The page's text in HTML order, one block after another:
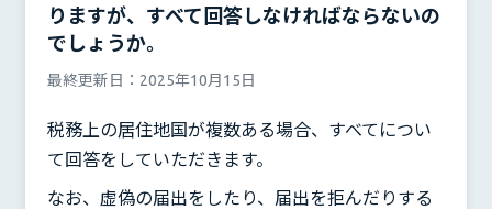
りますが、すべて回答しなければならないの
でしょうか。
最終更新日： 2025年10月15日
税務上の居住地国が複数ある場合、すべてについ
て回答をしていただきます。
なお、虚偽の届出をしたり、届出を拒んだりする